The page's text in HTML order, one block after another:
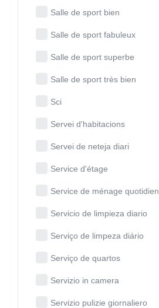
Salle de sport bien
Salle de sport fabuleux
Salle de sport superbe
Salle de sport très bien
Sci
Servei d'habitacions
Servei de neteja diari
Service d'étage
Service de ménage quotidien
Servicio de limpieza diario
Serviço de limpeza diário
Serviço de quartos
Servizio in camera
Servizio pulizie giornaliero